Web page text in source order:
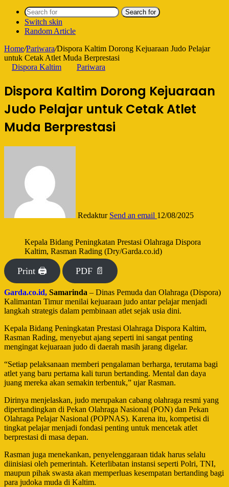
Search for
Switch skin
Random Article
Home/Pariwara/Dispora Kaltim Dorong Kejuaraan Judo Pelajar
untuk Cetak Atlet Muda Berprestasi
Dispora Kaltim
Pariwara
Dispora Kaltim Dorong Kejuaraan
Judo Pelajar untuk Cetak Atlet
Muda Berprestasi
Redaktur Send an email 12/08/2025
Kepala Bidang Peningkatan Prestasi Olahraga Dispora
Kaltim, Rasman Rading (Dry/Garda.co.id)
Print 🖨 PDF 📄
Garda.co.id, Samarinda – Dinas Pemuda dan Olahraga (Dispora)
Kalimantan Timur menilai kejuaraan judo antar pelajar menjadi
langkah strategis dalam pembinaan atlet sejak usia dini.
Kepala Bidang Peningkatan Prestasi Olahraga Dispora Kaltim,
Rasman Rading, menyebut ajang seperti ini sangat penting
mengingat kejuaraan judo di daerah masih jarang digelar.
“Setiap pelaksanaan memberi pengalaman berharga, terutama bagi
atlet yang baru pertama kali turun bertanding. Mental dan daya
juang mereka akan semakin terbentuk,” ujar Rasman.
Dirinya menjelaskan, judo merupakan cabang olahraga resmi yang
dipertandingkan di Pekan Olahraga Nasional (PON) dan Pekan
Olahraga Pelajar Nasional (POPNAS). Karena itu, kompetisi di
tingkat pelajar menjadi fondasi penting untuk mencetak atlet
berprestasi di masa depan.
Rasman juga menekankan, penyelenggaraan tidak harus selalu
diinisiasi oleh pemerintah. Keterlibatan instansi seperti Polri, TNI,
maupun pihak swasta akan memperluas kesempatan bertanding bagi
para judoka muda di Kaltim.